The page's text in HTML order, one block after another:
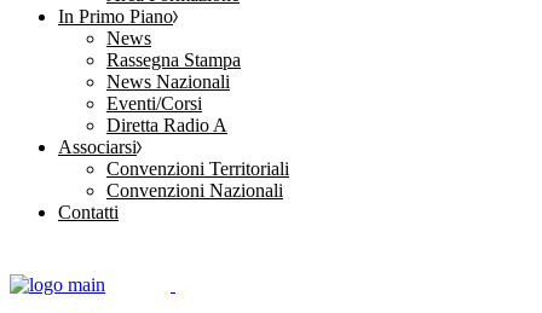
In Primo Piano
News
Rassegna Stampa
News Nazionali
Eventi/Corsi
Diretta Radio A
Associarsi
Convenzioni Territoriali
Convenzioni Nazionali
Contatti